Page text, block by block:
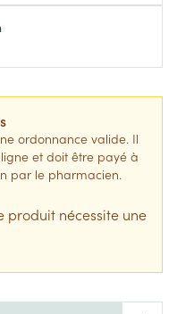
ordonnance valide. Il
et doit être payé à
par le pharmacien.
produit nécessite une